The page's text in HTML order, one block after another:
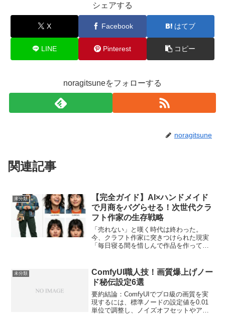
シェアする
X Facebook はてブ
LINE Pinterest コピー
noragitsuneをフォローする
noragitsune
関連記事
未分類
【完全ガイド】AI×ハンドメイド
で月商をバグらせる！次世代クラ
フト作家の生存戦略
「売れない」と嘆く時代は終わった。
今、クラフト作家に突きつけられた現実
「毎日寝る間を惜しんで作品を作ってい
Creema（クリーマ）に出品しても、ライ
バルが多すぎてあっという間に...
未分類
ComfyUI職人技！画質爆上げノー
ド秘伝設定6選
要約結論：ComfyUIでプロ級の画質を実
現するには、標準ノードの設定値を0.01
単位で調整し、ノイズオフセットやアッ